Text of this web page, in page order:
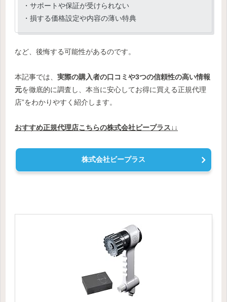
・サポートや保証が受けられない
・損する価格設定や内容の薄い特典
など、後悔する可能性があるのです。
本記事では、 実際の購入者の口コミや3つの信頼性の高い情報
元を徹底的に調査し、本当に安心してお得に買える正規代理
店”をわかりやすく紹介します。
おすすめ正規代理店こちらの株式会社ビープラス↓↓
株式会社ビープラス